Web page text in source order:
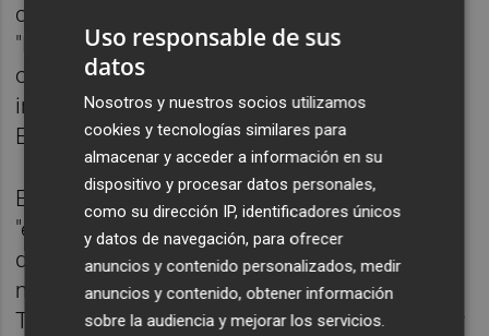
calidad de vida", ha apuntado el concejal.
"Hemos transformado nuestra ciudad con
objetivo claro: ser uno de los diez polos
innovadores más importantes de la Unión
Europea", ha agregado.
El titular de Hacienda ha insistido en que
"este es el modelo València". "Es un modelo
de éxito y lo que le estamos diciendo al
mundo con esta colaboración con Financial
Times es que València es el lugar donde hay
Uso responsable de sus
datos
Nosotros y nuestros socios utilizamos
cookies y tecnologías similares para
almacenar y acceder a información en su
dispositivo y procesar datos personales,
como su dirección IP, identificadores únicos
y datos de navegación, para ofrecer
anuncios y contenido personalizados, medir
anuncios y contenido, obtener información
sobre la audiencia y mejorar los servicios.